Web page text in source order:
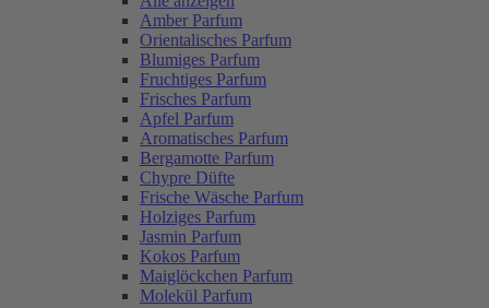
Amber Parfum
Orientalisches Parfum
Blumiges Parfum
Fruchtiges Parfum
Frisches Parfum
Apfel Parfum
Aromatisches Parfum
Bergamotte Parfum
Chypre Düfte
Frische Wäsche Parfum
Holziges Parfum
Jasmin Parfum
Kokos Parfum
Maiglöckchen Parfum
Molekül Parfum